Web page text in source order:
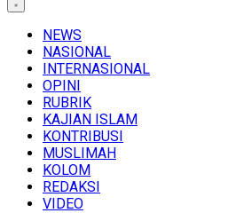
NEWS
NASIONAL
INTERNASIONAL
OPINI
RUBRIK
KAJIAN ISLAM
KONTRIBUSI
MUSLIMAH
KOLOM
REDAKSI
VIDEO